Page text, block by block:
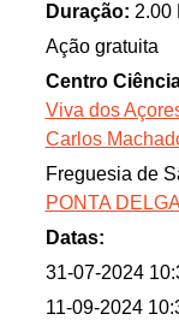
Duração: 2.00
Ação gratuita
Centro
Viva dos
Carlos
Freguesia de
PONTA
Datas:
31-07-2024
11-09-2024